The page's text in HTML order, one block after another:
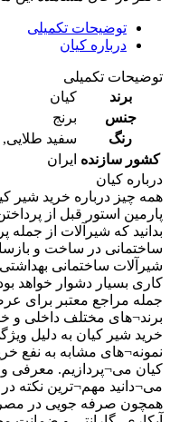
توضیحات تکمیلی
درباره کیان
توضیحات تکمیلی
برند
کیان
جنس
برنج
رنگ
سفید طلایی,
کشور سازنده ایران
درباره کیان
همه چیز درباره خرید شیر
پارمین استور قبل از
بدانید که شیرآلات از
ساختمانی در ساخت و
شیرآلات ساختمانی
کاری بسیار دشوار خواهد
جمله مراجع معتبر برای
برند¬های مختلف داخلی و
خرید شیر کیان به دلیل
نمونه¬های مشابه به نفع
کیان می¬پردازیم. معرفی
می¬دانید مهم¬ترین نکته
همچون صرفه جویی در